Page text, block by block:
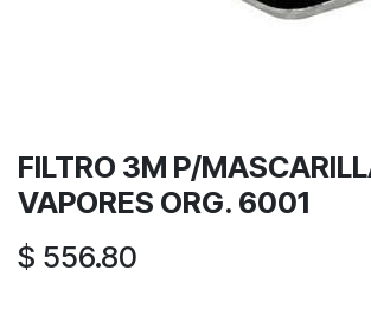
FILTRO 3M P/
VAPORES ORG. 6001
$ 556.80